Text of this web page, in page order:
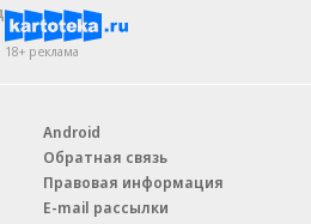
18+ реклама
Android
Обратная связь
Правовая информация
E-mail рассылки